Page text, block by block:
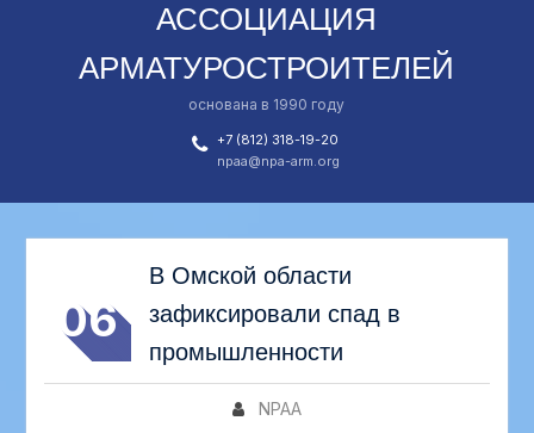
АССОЦИАЦИЯ
АРМАТУРОСТРОИТЕЛЕЙ
основана в 1990 году
+7 (812) 318-19-20
npaa@npa-arm.org
06
В Омской области
зафиксировали спад в
промышленности
NPAA